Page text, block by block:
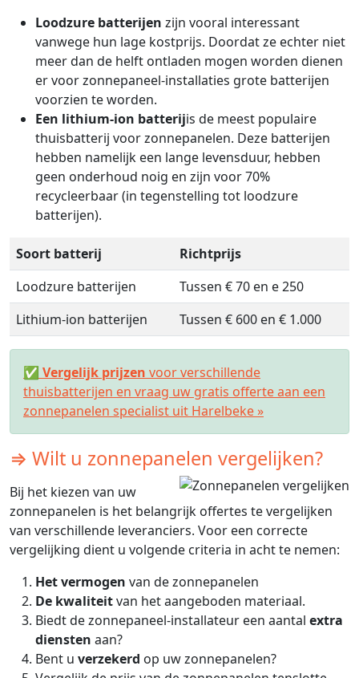
Loodzure batterijen zijn vooral interessant
vanwege hun lage kostprijs. Doordat ze echter niet
meer dan de helft ontladen mogen worden dienen
er voor zonnepaneel-installaties grote batterijen
voorzien te worden.
Een lithium-ion batterijis de meest populaire
thuisbatterij voor zonnepanelen. Deze batterijen
hebben namelijk een lange levensduur, hebben
geen onderhoud noig en zijn voor 70%
recycleerbaar (in tegenstelling tot loodzure
batterijen).
Soort batterij
Richtprijs
Loodzure batterijen
Tussen € 70 en e 250
Lithium-ion batterijen
Tussen € 600 en € 1.000
✅ Vergelijk prijzen voor verschillende
thuisbatterijen en vraag uw gratis offerte aan een
zonnepanelen specialist uit Harelbeke »
⇒ Wilt u zonnepanelen vergelijken?
Bij het kiezen van uw
zonnepanelen is het belangrijk offertes te vergelijken
van verschillende leveranciers. Voor een correcte
vergelijking dient u volgende criteria in acht te nemen:
Het vermogen van de zonnepanelen
De kwaliteitvan het aangeboden materiaal.
Biedt de zonnepaneel-installateur een aantal extra
diensten aan?
Bent u verzekerd op uw zonnepanelen?